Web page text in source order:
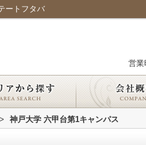
ートフタバ
営業
> 神戸大学 六甲台第1キャンパス